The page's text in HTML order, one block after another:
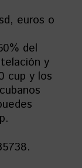
euros o
del
y
cup y los